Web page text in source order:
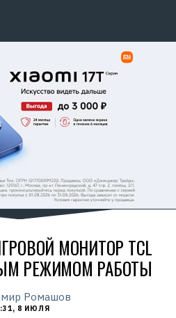
МОНИТОР TCL
РЕЖИМОМ РАБОТЫ
Ромашов
8 ИЮЛЯ